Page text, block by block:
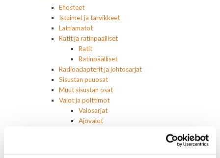
Ehosteet
Istuimet ja tarvikkeet
Lattiamatot
Ratit ja ratinpäälliset
Ratit
Ratinpäälliset
Radioadapterit ja johtosarjat
Sisustan puuosat
Muut sisustan osat
Valot ja polttimot
Valosarjat
Ajovalot